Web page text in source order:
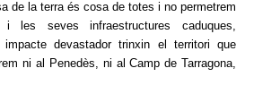
de la terra és cosa de totes i no permetrem
les seves infraestructures caduques,
devastador trinxin el territori que
ni al Penedès, ni al Camp de Tarragona,